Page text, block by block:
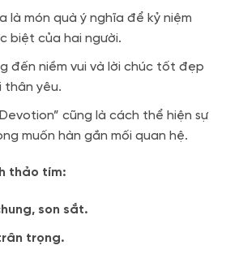
là món quà ý nghĩa để kỷ niệm
biệt của hai người.
đến niềm vui và lời chúc tốt đẹp
thân yêu.
cũng là cách thể hiện sự
muốn hàn gắn mối quan hệ.
thảo tím:
son sắt.
trọng.